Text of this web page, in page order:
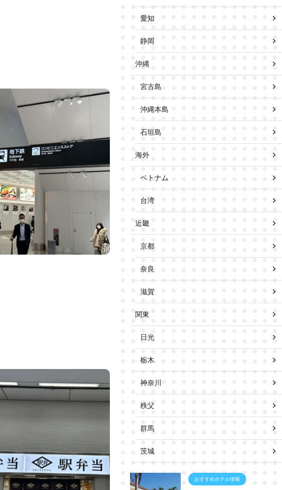
愛知
静岡
沖縄
宮古島
沖縄本島
石垣島
海外
ベトナム
台湾
近畿
京都
奈良
滋賀
関東
日光
栃木
神奈川
秩父
群馬
茨城
おすすめホテル情報